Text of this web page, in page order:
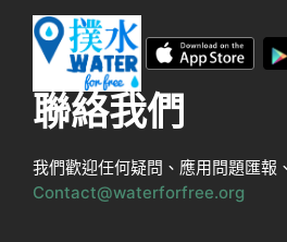
聯絡我們
我們歡迎任何疑問、應用問題匯報
Contact@waterforfree.org